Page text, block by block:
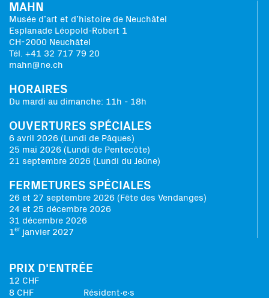
MAHN
Musée d’art et d’histoire de Neuchâtel
Esplanade Léopold-Robert 1
CH-2000 Neuchâtel
Tél. +41 32 717 79 20
mahn@ne.ch
HORAIRES
Du mardi au dimanche: 11h - 18h
OUVERTURES SPÉCIALES
6 avril 2026 (Lundi de Pâques)
25 mai 2026 (Lundi de Pentecôte)
21 septembre 2026 (Lundi du Jeûne)
FERMETURES SPÉCIALES
26 et 27 septembre 2026 (Fête des Vendanges)
24 et 25 décembre 2026
31 décembre 2026
1er janvier 2027
PRIX D'ENTRÉE
12 CHF
8 CHF
Résident∙e∙s